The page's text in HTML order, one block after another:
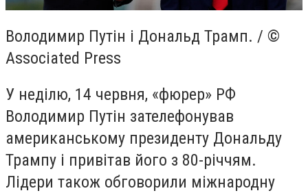
Володимир Путін і Дональд Трамп. / ©
Associated Press
У неділю, 14 червня, «фюрер» РФ
Володимир Путін зателефонував
американському президенту Дональду
Трампу і привітав його з 80-річчям.
Лідери також обговорили міжнародну